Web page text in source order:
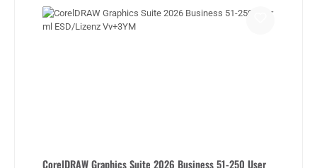
CorelDRAW Graphics Suite 2026 Business 51-250 User